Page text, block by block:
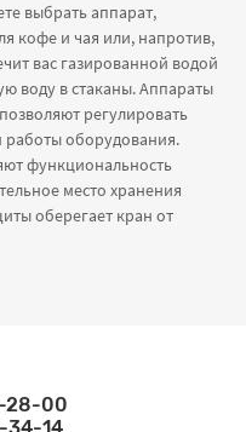
выбрать аппарат,
кофе и чая или, напротив,
вас газированной водой
воду в стаканы. Аппараты
регулировать
работы оборудования.
функциональность
место хранения
оберегает кран от
28-00